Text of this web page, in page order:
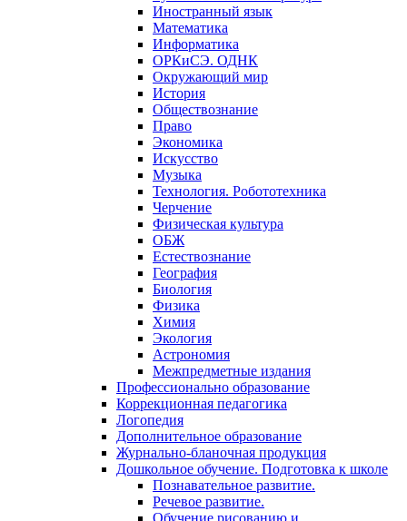
Иностранный язык
Математика
Информатика
ОРКиСЭ. ОДНК
Окружающий мир
История
Обществознание
Право
Экономика
Искусство
Музыка
Технология. Робототехника
Черчение
Физическая культура
ОБЖ
Естествознание
География
Биология
Физика
Химия
Экология
Астрономия
Межпредметные издания
Профессионально образование
Коррекционная педагогика
Логопедия
Дополнительное образование
Журнально-бланочная продукция
Дошкольное обучение. Подготовка к школе
Познавательное развитие.
Речевое развитие.
Обучение рисованию и